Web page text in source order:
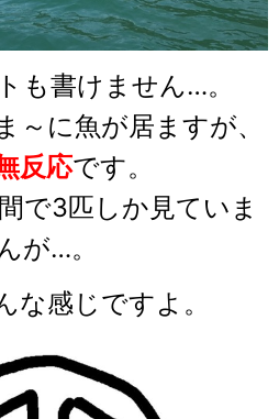
も書けません…。
～に魚が居ますが、
反応です。
で3匹しか見ていま
が…。
な感じですよ。